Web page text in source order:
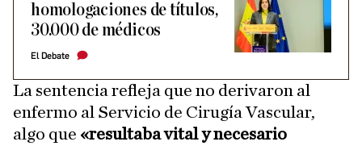
homologaciones de títulos,
30.000 de médicos
El Debate
La sentencia refleja que no derivaron al
enfermo al Servicio de Cirugía Vascular,
algo que «resultaba vital y necesario